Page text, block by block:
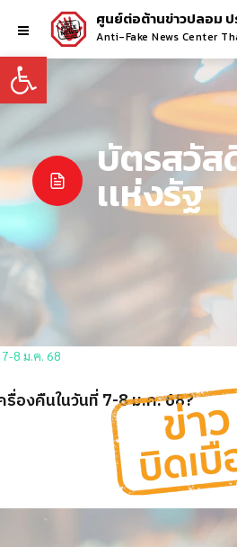
Open toolbar
ศูนย์ต่อต้านข่าวปลอม ป
Anti-Fake News Center
บัตรสวัส
เเห่งรัฐ
องคืนในวันที่ 7-8 ม.ค. 68?